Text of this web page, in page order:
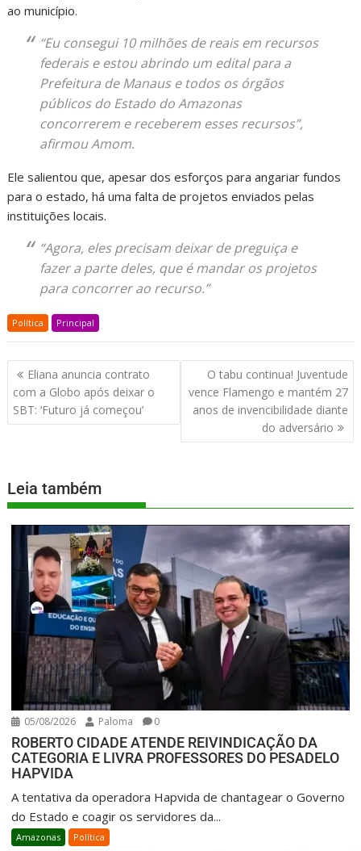
ao município.
“Eu consegui 10 milhões de reais em recursos
federais e estou abrindo um edital para a
Prefeitura de Manaus e todos os órgãos
públicos do Estado do Amazonas
concorrerem e receberem esses recursos”,
afirmou Amom.
Ele salientou que, apesar dos esforços para angariar fundos
para o estado, há uma falta de projetos enviados pelas
instituições locais.
“Agora, eles precisam deixar de preguiça e
fazer a parte deles, que é mandar os projetos
para concorrer ao recurso.”
Política Principal
Eliana anuncia contrato
com a Globo após deixar o
SBT: ‘Futuro já começou’
O tabu continua! Juventude
vence Flamengo e mantém 27
anos de invencibilidade diante
do adversário
Leia também
05/08/2026 Paloma 0
ROBERTO CIDADE ATENDE REIVINDICAÇÃO DA
CATEGORIA E LIVRA PROFESSORES DO PESADELO
HAPVIDA
A tentativa da operadora Hapvida de chantagear o Governo
do Estado e coagir os servidores da...
Amazonas Política